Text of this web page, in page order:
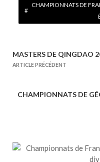
CHAMPIONNATS DE
N
t
i
MASTERS DE QINGDAO
ARTICLE PRÉCÉDENT
CHAMPIONNATS DE